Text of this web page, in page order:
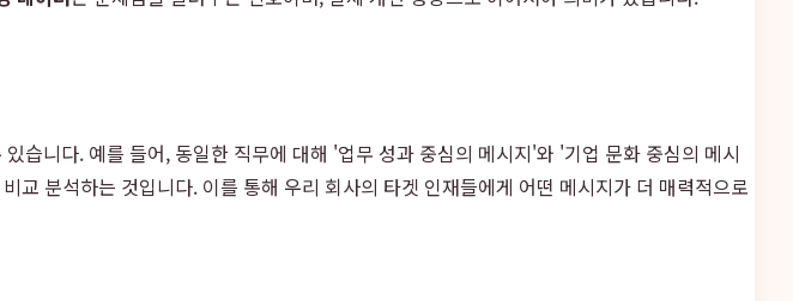
습니다. 예를 들어, 동일한 직무에 대해 '업무 성과 중심의 메시지'와 '기업 문화 중심의 메시
교 분석하는 것입니다. 이를 통해 우리 회사의 타겟 인재들에게 어떤 메시지가 더 매력적으로